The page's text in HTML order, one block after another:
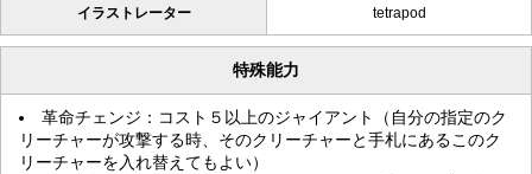
イラストレーター tetrapod
特殊能力
革命チェンジ：コスト５以上のジャイアント（自分の指定のク
リーチャーが攻撃する時、そのクリーチャーと手札にあるこのク
リーチャーを入れ替えてもよい）